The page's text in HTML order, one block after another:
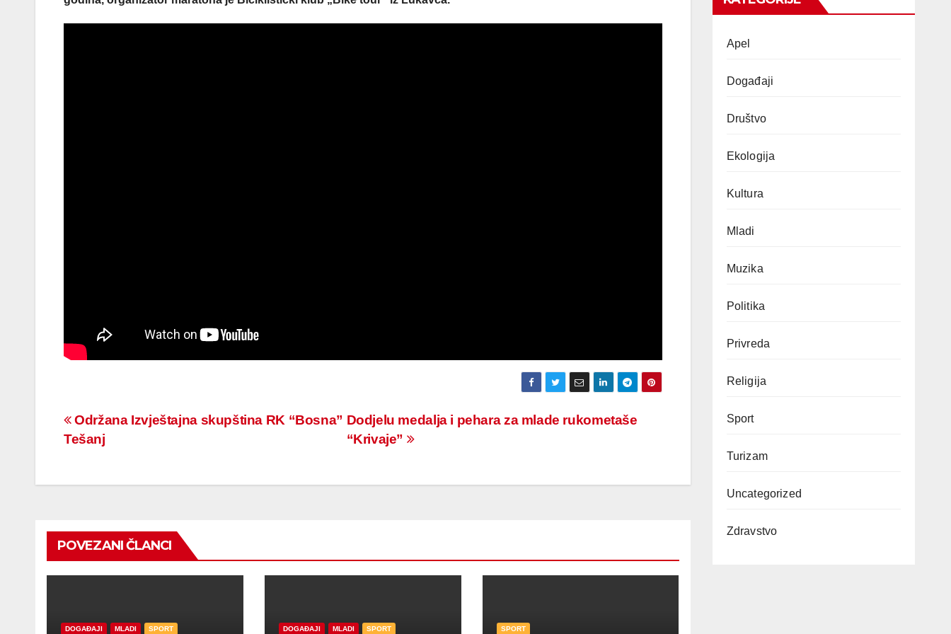
Navigacija
članaka
Dodjelu medalja i pehara za mlade rukometaše
“Krivaje”
Održana Izvještajna skupština RK “Bosna”
Tešanj
POVEZANI ČLANCI
DOGAĐAJI MLADI SPORT DOGAĐAJI MLADI SPORT SPORT
Apel
Događaji
Društvo
Ekologija
Kultura
Mladi
Muzika
Politika
Privreda
Religija
Sport
Turizam
Uncategorized
Zdravstvo